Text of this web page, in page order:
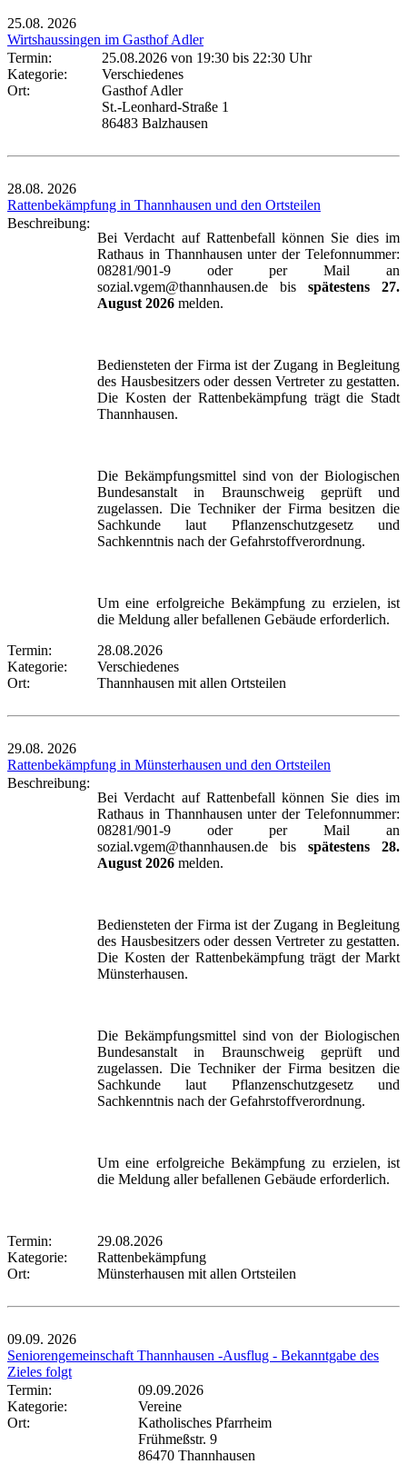
25.08. 2026
Wirtshaussingen im Gasthof Adler
Termin:
25.08.2026 von 19:30 bis 22:30 Uhr
Kategorie:
Verschiedenes
Ort:
Gasthof Adler
St.-Leonhard-Straße 1
86483 Balzhausen
28.08. 2026
Rattenbekämpfung in Thannhausen und den Ortsteilen
Beschreibung:
Bei Verdacht auf Rattenbefall können Sie dies im
Rathaus in Thannhausen unter der Telefonnummer:
08281/901-9 oder per Mail an
sozial.vgem@thannhausen.de bis spätestens 27.
August 2026 melden.
Bediensteten der Firma ist der Zugang in Begleitung
des Hausbesitzers oder dessen Vertreter zu gestatten.
Die Kosten der Rattenbekämpfung trägt die Stadt
Thannhausen.
Die Bekämpfungsmittel sind von der Biologischen
Bundesanstalt in Braunschweig geprüft und
zugelassen. Die Techniker der Firma besitzen die
Sachkunde laut Pflanzenschutzgesetz und
Sachkenntnis nach der Gefahrstoffverordnung.
Um eine erfolgreiche Bekämpfung zu erzielen, ist
die Meldung aller befallenen Gebäude erforderlich.
Termin:
28.08.2026
Kategorie:
Verschiedenes
Ort:
Thannhausen mit allen Ortsteilen
29.08. 2026
Rattenbekämpfung in Münsterhausen und den Ortsteilen
Beschreibung:
Bei Verdacht auf Rattenbefall können Sie dies im
Rathaus in Thannhausen unter der Telefonnummer:
08281/901-9 oder per Mail an
sozial.vgem@thannhausen.de bis spätestens 28.
August 2026 melden.
Bediensteten der Firma ist der Zugang in Begleitung
des Hausbesitzers oder dessen Vertreter zu gestatten.
Die Kosten der Rattenbekämpfung trägt der Markt
Münsterhausen.
Die Bekämpfungsmittel sind von der Biologischen
Bundesanstalt in Braunschweig geprüft und
zugelassen. Die Techniker der Firma besitzen die
Sachkunde laut Pflanzenschutzgesetz und
Sachkenntnis nach der Gefahrstoffverordnung.
Um eine erfolgreiche Bekämpfung zu erzielen, ist
die Meldung aller befallenen Gebäude erforderlich.
Termin:
29.08.2026
Kategorie:
Rattenbekämpfung
Ort:
Münsterhausen mit allen Ortsteilen
09.09. 2026
Seniorengemeinschaft Thannhausen -Ausflug - Bekanntgabe des
Zieles folgt
Termin:
09.09.2026
Kategorie:
Vereine
Ort:
Katholisches Pfarrheim
Frühmeßstr. 9
86470 Thannhausen